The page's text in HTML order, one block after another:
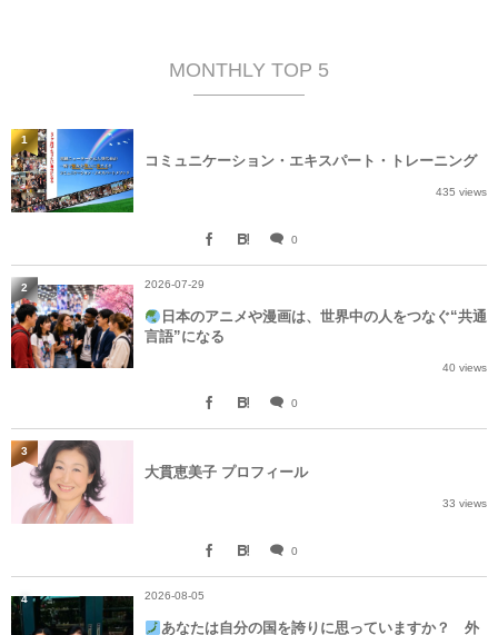
MONTHLY TOP 5
コミュニケーション・エキスパート・トレーニング
435 views
0
1
2026-07-29
日本のアニメや漫画は、世界中の人をつなぐ“共通
言語”になる
40 views
0
2
大貫恵美子 プロフィール
33 views
0
3
2026-08-05
あなたは自分の国を誇りに思っていますか？ 外
4